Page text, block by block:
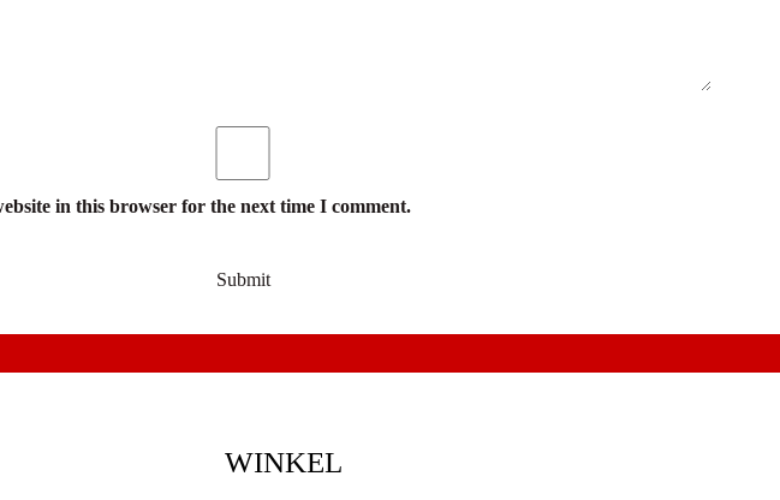
in this browser for the next time I comment.
WINKEL